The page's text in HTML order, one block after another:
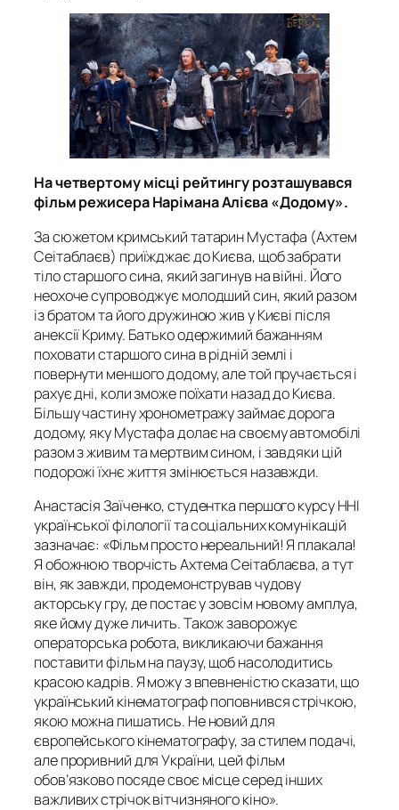
На четвертому місці рейтингу розташувався
фільм режисера Нарімана Алієва «Додому».
За сюжетом кримський татарин Мустафа (Ахтем
Сеітаблаєв) приїжджає до Києва, щоб забрати
тіло старшого сина, який загинув на війні. Його
неохоче супроводжує молодший син, який разом
із братом та його дружиною жив у Києві після
анексії Криму. Батько одержимий бажанням
поховати старшого сина в рідній землі і
повернути меншого додому, але той пручається і
рахує дні, коли зможе поїхати назад до Києва.
Більшу частину хронометражу займає дорога
додому, яку Мустафа долає на своєму автомобілі
разом з живим та мертвим сином, і завдяки цій
подорожі їхнє життя змінюється назавжди.
Анастасія Заїченко, студентка першого курсу ННІ
української філології та соціальних комунікацій
зазначає: «Фільм просто нереальний! Я плакала!
Я обожнюю творчість Ахтема Сеітаблаєва, а тут
він, як завжди, продемонстрував чудову
акторську гру, де постає у зовсім новому амплуа,
яке йому дуже личить. Також заворожує
операторська робота, викликаючи бажання
поставити фільм на паузу, щоб насолодитись
красою кадрів. Я можу з впевненістю сказати, що
український кінематограф поповнився стрічкою,
якою можна пишатись. Не новий для
європейського кінематографу, за стилем подачі,
але проривний для України, цей фільм
обов’язково посяде своє місце серед інших
важливих стрічок вітчизняного кіно».